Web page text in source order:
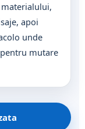
apoi
unde
mutare